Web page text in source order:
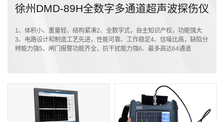
徐州DMD-89H全数字多通道超声波探伤仪
1、体积小、重量轻、结构紧凑2、全数字式，自主知识产权，功能强大
3、电路设计和制造工艺先进，性能可靠、工作稳定4、信噪比高，缺陷分
辨能力强5、闸门报警功能齐全，抗干扰能力强6、最多高达64通道